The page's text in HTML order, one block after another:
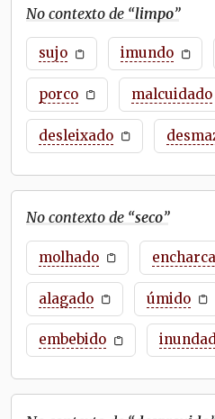
No contexto de “limpo”
sujo imundo
porco malcuidado
desleixado
No contexto de “seco”
molhado
alagado úmido
embebido